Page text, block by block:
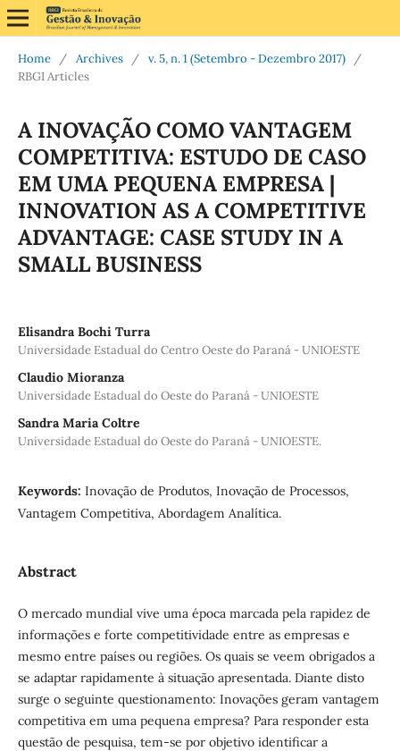
Home / Archives / v. 5, n. 1 (Setembro - Dezembro 2017)
/
RBGI Articles
A INOVAÇÃO COMO VANTAGEM
COMPETITIVA: ESTUDO DE CASO
EM UMA PEQUENA EMPRESA |
INNOVATION AS A COMPETITIVE
ADVANTAGE: CASE STUDY IN A
SMALL BUSINESS
Elisandra Bochi Turra
Universidade Estadual do Centro Oeste do Paraná - UNIOESTE
Claudio Mioranza
Universidade Estadual do Oeste do Paraná - UNIOESTE
Sandra Maria Coltre
Universidade Estadual do Oeste do Paraná - UNIOESTE.
Keywords: Inovação de Produtos, Inovação de Processos,
Vantagem Competitiva, Abordagem Analítica.
Abstract
O mercado mundial vive uma época marcada pela rapidez de
informações e forte competitividade entre as empresas e
mesmo entre países ou regiões. Os quais se veem obrigados a
se adaptar rapidamente à situação apresentada. Diante disto
surge o seguinte questionamento: Inovações geram vantagem
competitiva em uma pequena empresa? Para responder esta
questão de pesquisa, tem-se por objetivo identificar a